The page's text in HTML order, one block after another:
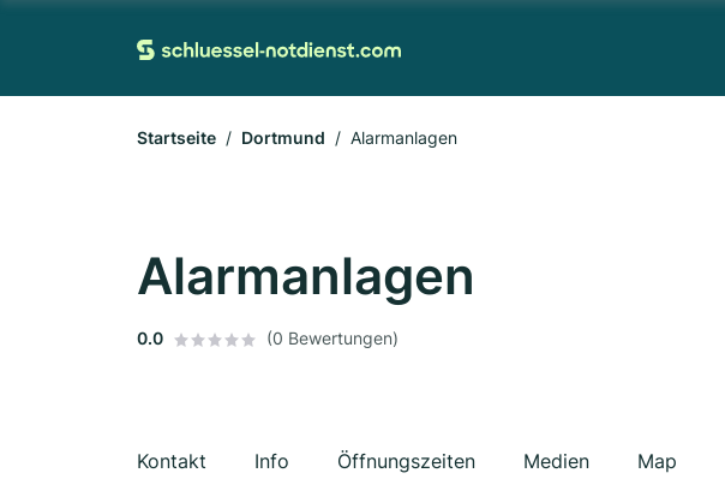
Startseite Dortmund Alarmanlagen
Alarmanlagen
0.0 (0 Bewertungen)
Kontakt Info Öffnungszeiten Medien Map